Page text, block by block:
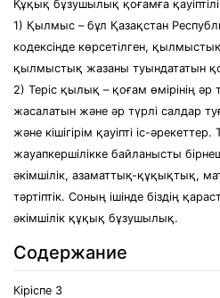
Құқық бұзушылық қоғамға
1) Қылмыс – бұл Қазақстан
кодексінде көрсетілген,
қылмыстық жазаны туындататын
2) Теріс қылық – қоғам өмірінің әр
жасалатын және әр түрлі салдар
және кішігірім қауіпті іс-
жауапкершілікке байланысты
әкімшілік, азаматтық-құқықтық,
тәртіптік. Соның ішінде біздің
әкімшілік құқық бұзушылық.
Содержание
Кіріспе 3